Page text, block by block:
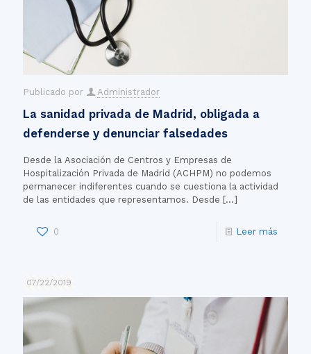
Publicado por Administrador
La sanidad privada de Madrid, obligada a
defenderse y denunciar falsedades
Desde la Asociación de Centros y Empresas de
Hospitalización Privada de Madrid (ACHPM) no podemos
permanecer indiferentes cuando se cuestiona la actividad
de las entidades que representamos. Desde […]
0 Leer más
07/22/2019